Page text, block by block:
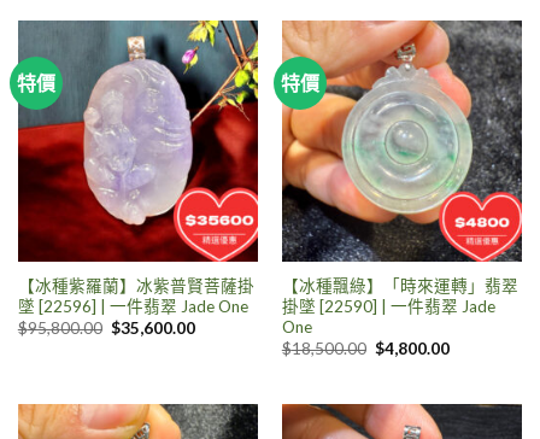
特價
【冰種紫羅蘭】冰紫普賢菩薩掛
墜 [22596] | 一件翡翠 Jade One
$95,800.00 $35,600.00
特價
【冰種飄綠】「時來運轉」翡翠
掛墜 [22590] | 一件翡翠 Jade
One
$18,500.00 $4,800.00